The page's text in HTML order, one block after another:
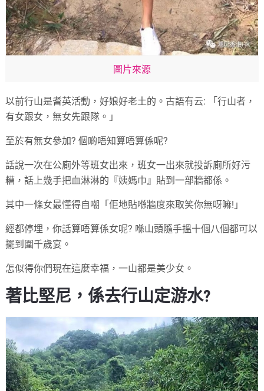
圖片來源
以前行山是耆英活動，好娘好老土的。古語有云: 「行山者，
有女跟女，無女先跟隊。」
至於有無女參加? 個啲唔知算唔算係呢?
話說一次在公廁外等班女出來，班女一出來就投訴廁所好污
糟，話上幾手把血淋淋的『姨媽巾』貼到一部牆都係。
其中一條女最懂得自嘲「佢地貼喺牆度來取笑你無呀嘛!」
經都停埋，你話算唔算係女呢? 喺山頭隨手搵十個八個都可以
擺到圍千歲宴。
怎似得你們現在這麼幸福，一山都是美少女。
著比堅尼，係去行山定游水?